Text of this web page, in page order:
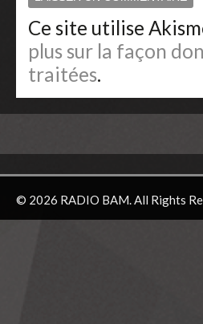
Ce site utilise
plus sur la façon
traitées.
© 2026 RADIO BAM. All Rights